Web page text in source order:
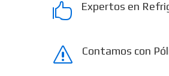
 Expertos en
s Contamos con